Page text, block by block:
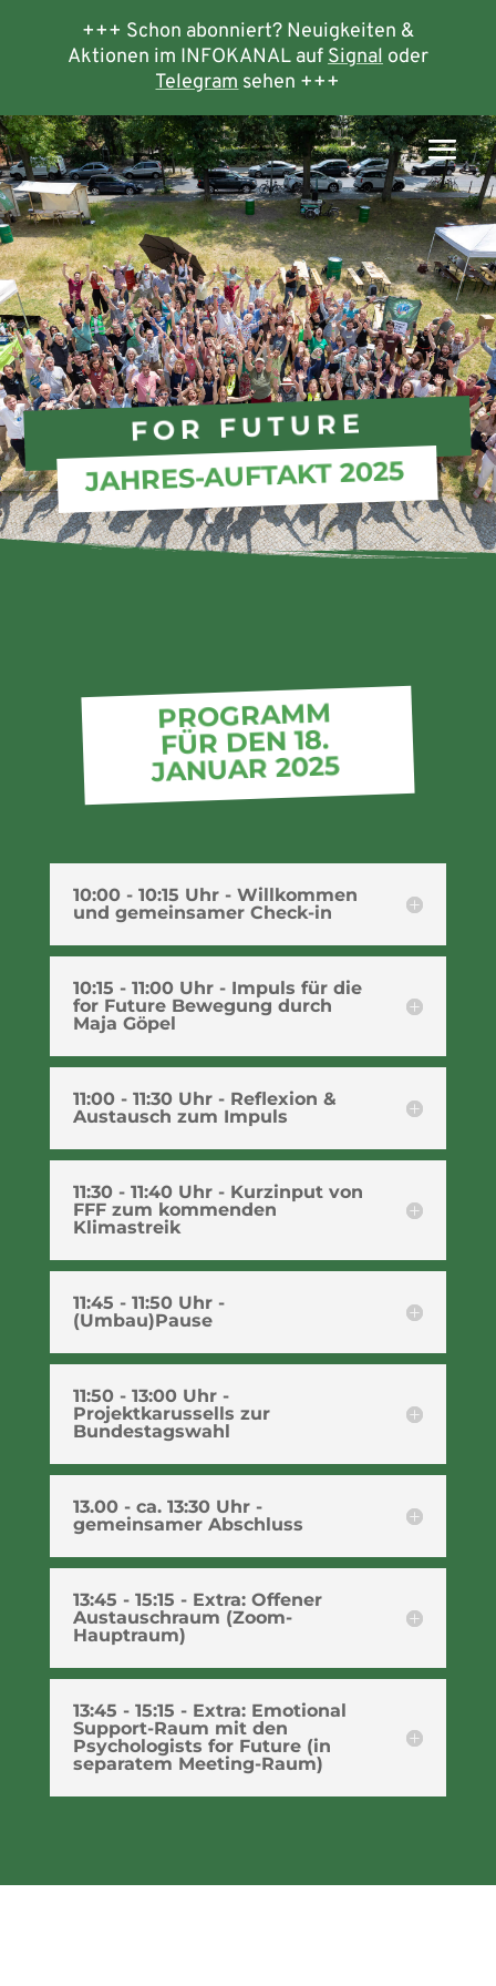
+++ Schon abonniert? Neuigkeiten &
Aktionen im INFOKANAL aufSignaloder
Telegramsehen +++
FOR FUTURE
JAHRES-AUFTAKT 2025
PROGRAMM
FÜR DEN 18.
JANUAR 2025
10:00 - 10:15 Uhr - Willkommen
und gemeinsamer Check-in
10:15 - 11:00 Uhr - Impuls für die
for Future Bewegung durch
Maja Göpel
11:00 - 11:30 Uhr - Reflexion &
Austausch zum Impuls
11:30 - 11:40 Uhr - Kurzinput von
FFF zum kommenden
Klimastreik
11:45 - 11:50 Uhr -
(Umbau)Pause
11:50 - 13:00 Uhr -
Projektkarussells zur
Bundestagswahl
13.00 - ca. 13:30 Uhr -
gemeinsamer Abschluss
13:45 - 15:15 - Extra: Offener
Austauschraum (Zoom-
Hauptraum)
13:45 - 15:15 - Extra: Emotional
Support-Raum mit den
Psychologists for Future (in
separatem Meeting-Raum)